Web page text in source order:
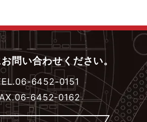
問い合わせください。
6452-0151
6452-0162